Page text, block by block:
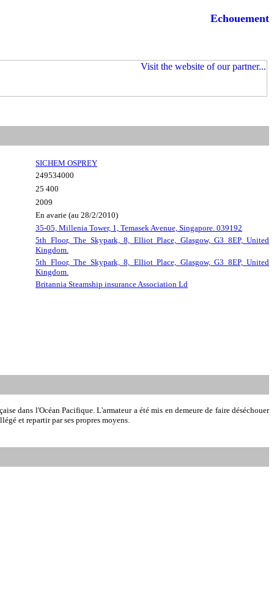
Echouement
SICHEM OSPREY
249534000
25 400
2009
En avarie (au 28/2/2010)
35-05, Millenia Tower, 1, Temasek Avenue, Singapore. 039192
5th Floor, The Skypark, 8, Elliot Place, Glasgow, G3 8EP, United
Kingdom.
5th Floor, The Skypark, 8, Elliot Place, Glasgow, G3 8EP, United
Kingdom.
Britannia Steamship insurance Association Ld
dans l'Océan Pacifique. L'armateur a été mis en demeure de faire déséchouer
et repartir par ses propres moyens.